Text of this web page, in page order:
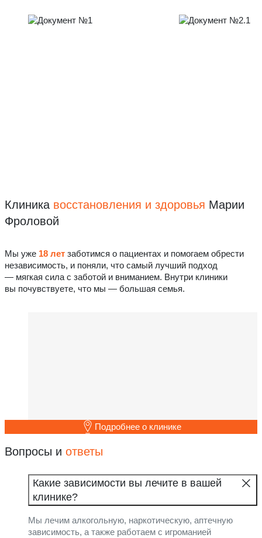
Клиника восстановления и здоровья Марии
Фроловой
Мы уже 18 лет заботимся о пациентах и помогаем обрести
независимость, и поняли, что самый лучший подход
— мягкая сила с заботой и вниманием. Внутри клиники
вы почувствуете, что мы — большая семья.
Подробнее о клинике
Вопросы и ответы
Какие зависимости вы лечите в вашей
клинике?
Мы лечим алкогольную, наркотическую, аптечную
зависимость, а также работаем с игроманией